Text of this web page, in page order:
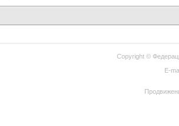
Copyright ©
E-